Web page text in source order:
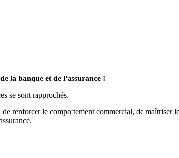
la banque et de l’assurance !
se sont rapprochés.
renforcer le comportement commercial, de maîtriser